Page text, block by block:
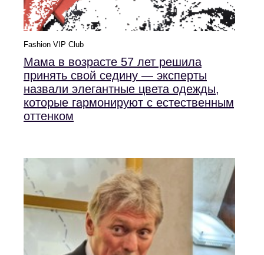
Fashion VIP Club
Мама в возрасте 57 лет решила
принять свой седину — эксперты
назвали элегантные цвета одежды,
которые гармонируют с естественным
оттенком